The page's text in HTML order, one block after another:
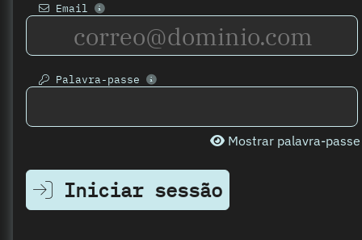
Email
Palavra-passe
Mostrar palavra-passe
Iniciar sessão